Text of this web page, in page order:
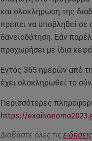
και ολοκλήρωση της
πρέπει να υποβληθεί σε
δανειοδότηση. Εάν
προχωρήσει με ίδια
Εντός 365 ημερών από
έχει ολοκληρωθεί το
Περισσότερες
https://
Διαβάστε όλες τις ειδήσεις